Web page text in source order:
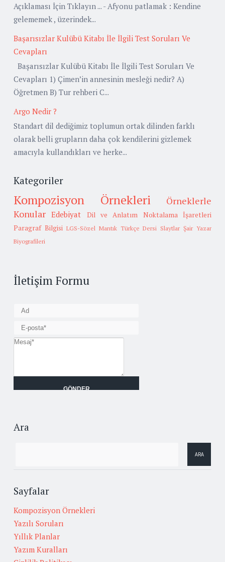
Açıklaması İçin Tıklayın ... - Afyonu patlamak : Kendine
gelememek , üzerindek...
Başarısızlar Kulübü Kitabı İle İlgili Test Soruları Ve
Cevapları
Başarısızlar Kulübü Kitabı İle İlgili Test Soruları Ve
Cevapları 1) Çimen’in annesinin mesleği nedir? A)
Öğretmen B) Tur rehberi C...
Argo Nedir ?
Standart dil dediğimiz toplumun ortak dilinden farklı
olarak belli grupların daha çok kendilerini gizlemek
amacıyla kullandıkları ve herke...
Kategoriler
Kompozisyon Örnekleri
Örneklerle
Konular Edebiyat Dil ve Anlatım
Noktalama İşaretleri
Paragraf Bilgisi LGS-Sözel Mantık Türkçe Dersi Slaytlar Şair Yazar
Biyografileri
İletişim Formu
Ara
Sayfalar
Kompozisyon Örnekleri
Yazılı Soruları
Yıllık Planlar
Yazım Kuralları